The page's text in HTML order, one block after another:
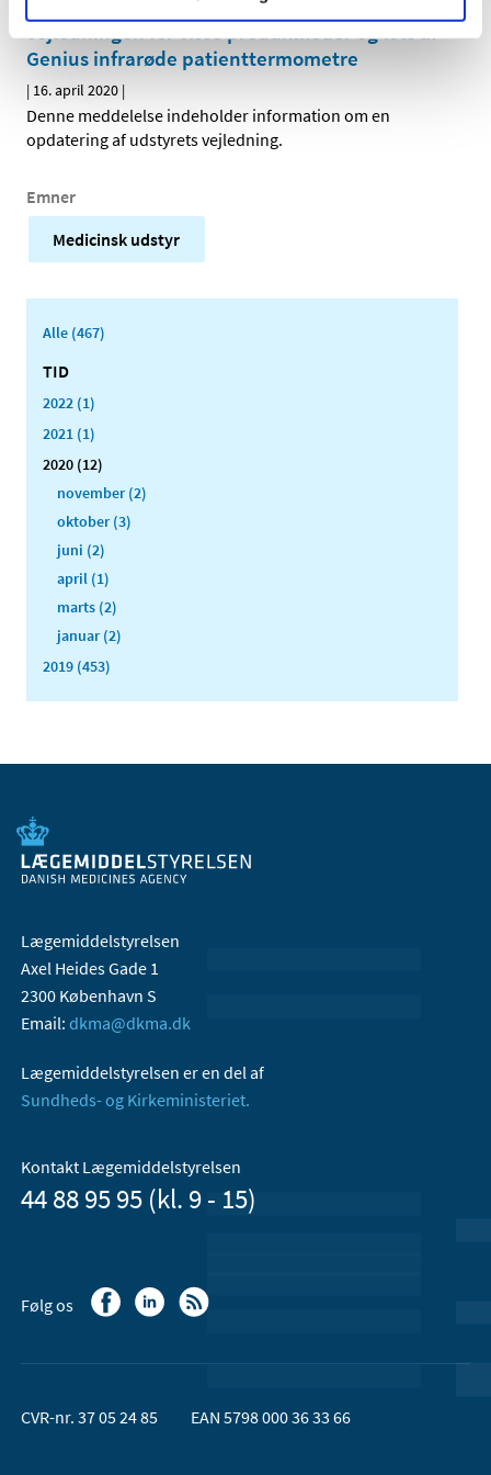
Cardinal Health informerer om opdatering af
vejledningen for visse produktkoder og lots af
Genius infrarøde patienttermometre
| 16. april 2020 |
Denne meddelelse indeholder information om en
opdatering af udstyrets vejledning.
Emner
Medicinsk udstyr
Alle (467)
TID
2022 (1)
2021 (1)
2020 (12)
november (2)
oktober (3)
juni (2)
april (1)
marts (2)
januar (2)
2019 (453)
Lægemiddelstyrelsen
Axel Heides Gade 1
2300 København S
Email: dkma@dkma.dk
Lægemiddelstyrelsen er en del af
Sundheds- og Kirkeministeriet.
Kontakt Lægemiddelstyrelsen
44 88 95 95 (kl. 9 - 15)
Følg os
CVR-nr. 37 05 24 85 EAN 5798 000 36 33 66